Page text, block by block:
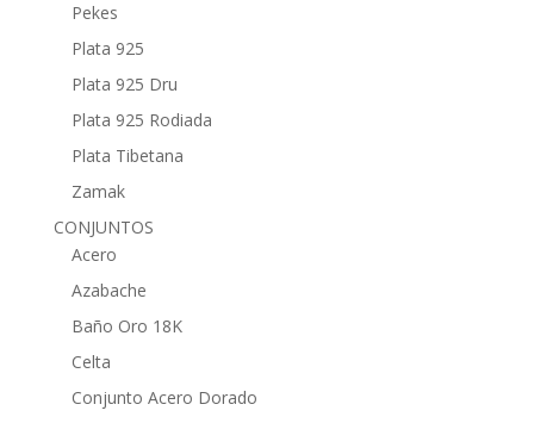
Pekes
Plata 925
Plata 925 Dru
Plata 925 Rodiada
Plata Tibetana
Zamak
CONJUNTOS
Acero
Azabache
Baño Oro 18K
Celta
Conjunto Acero Dorado